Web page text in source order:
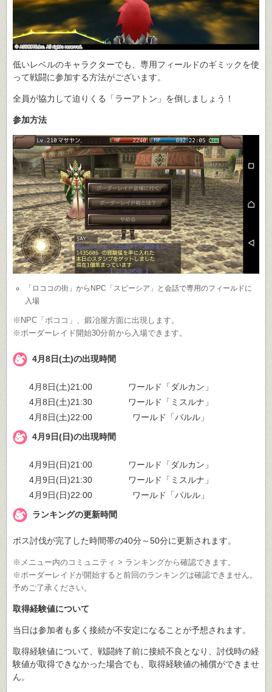
低いレベルのキャラクターでも、専用フィールドのギミックを使
って戦闘に参加する方法がございます。
全員が協力して迫りくる「ラーアトン」を倒しましょう！
参加方法
「ロココの街」からNPC「スピーシア」と会話で専用のフィールドに
入場
※NPC「ポココ」、鍛冶屋方面に出現します。
※ボーダーレイド開始30分前から入場できます。
4月8日(土)の出現時間
4月8日(土)21:00
ワールド「ダルカン」
4月8日(土)21:30
ワールド「ミスルナ」
4月8日(土)22:00
ワールド「パルル」
4月9日(日)の出現時間
4月9日(日)21:00
ワールド「ダルカン」
4月9日(日)21:30
ワールド「ミスルナ」
4月9日(日)22:00
ワールド「パルル」
ランキングの更新時間
ボス討伐が完了した時間帯の40分～50分に更新されます。
※メニュー内のコミュニティ > ランキングから確認できます。
※ボーダーレイドが開始すると前回のランキングは確認できません。
予めご了承ください。
取得経験値について
当日は参加者も多く接続が不安定になることが予想されます。
取得経験値について、戦闘終了前に接続不良となり、討伐時の経
験値が取得できなかった場合でも、取得経験値の補償ができませ
ん。